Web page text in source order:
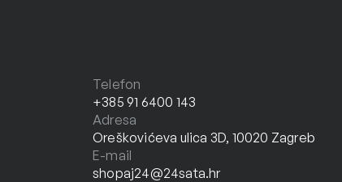
Telefon
+385 91 6400 143
Adresa
Oreškovićeva ulica 3D, 10020 Zagreb
E-mail
shopaj24@24sata.hr